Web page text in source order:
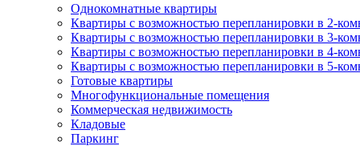
Однокомнатные квартиры
Квартиры с возможностью перепланировки в 2-
Квартиры с возможностью перепланировки в 3-
Квартиры с возможностью перепланировки в 4-
Квартиры с возможностью перепланировки в 5-
Готовые квартиры
Многофункциональные помещения
Коммерческая недвижимость
Кладовые
Паркинг